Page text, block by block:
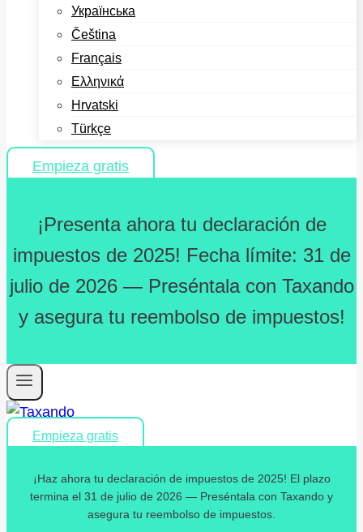
Українська
Čeština
Français
Ελληνικά
Hrvatski
Türkçe
Empieza gratis
¡Presenta ahora tu declaración de
impuestos de 2025! Fecha límite: 31 de
julio de 2026 — Preséntala con Taxando
y asegura tu reembolso de impuestos!
Empieza gratis
¡Haz ahora tu declaración de impuestos de 2025! El plazo
termina el 31 de julio de 2026 — Preséntala con Taxando y
asegura tu reembolso de impuestos.